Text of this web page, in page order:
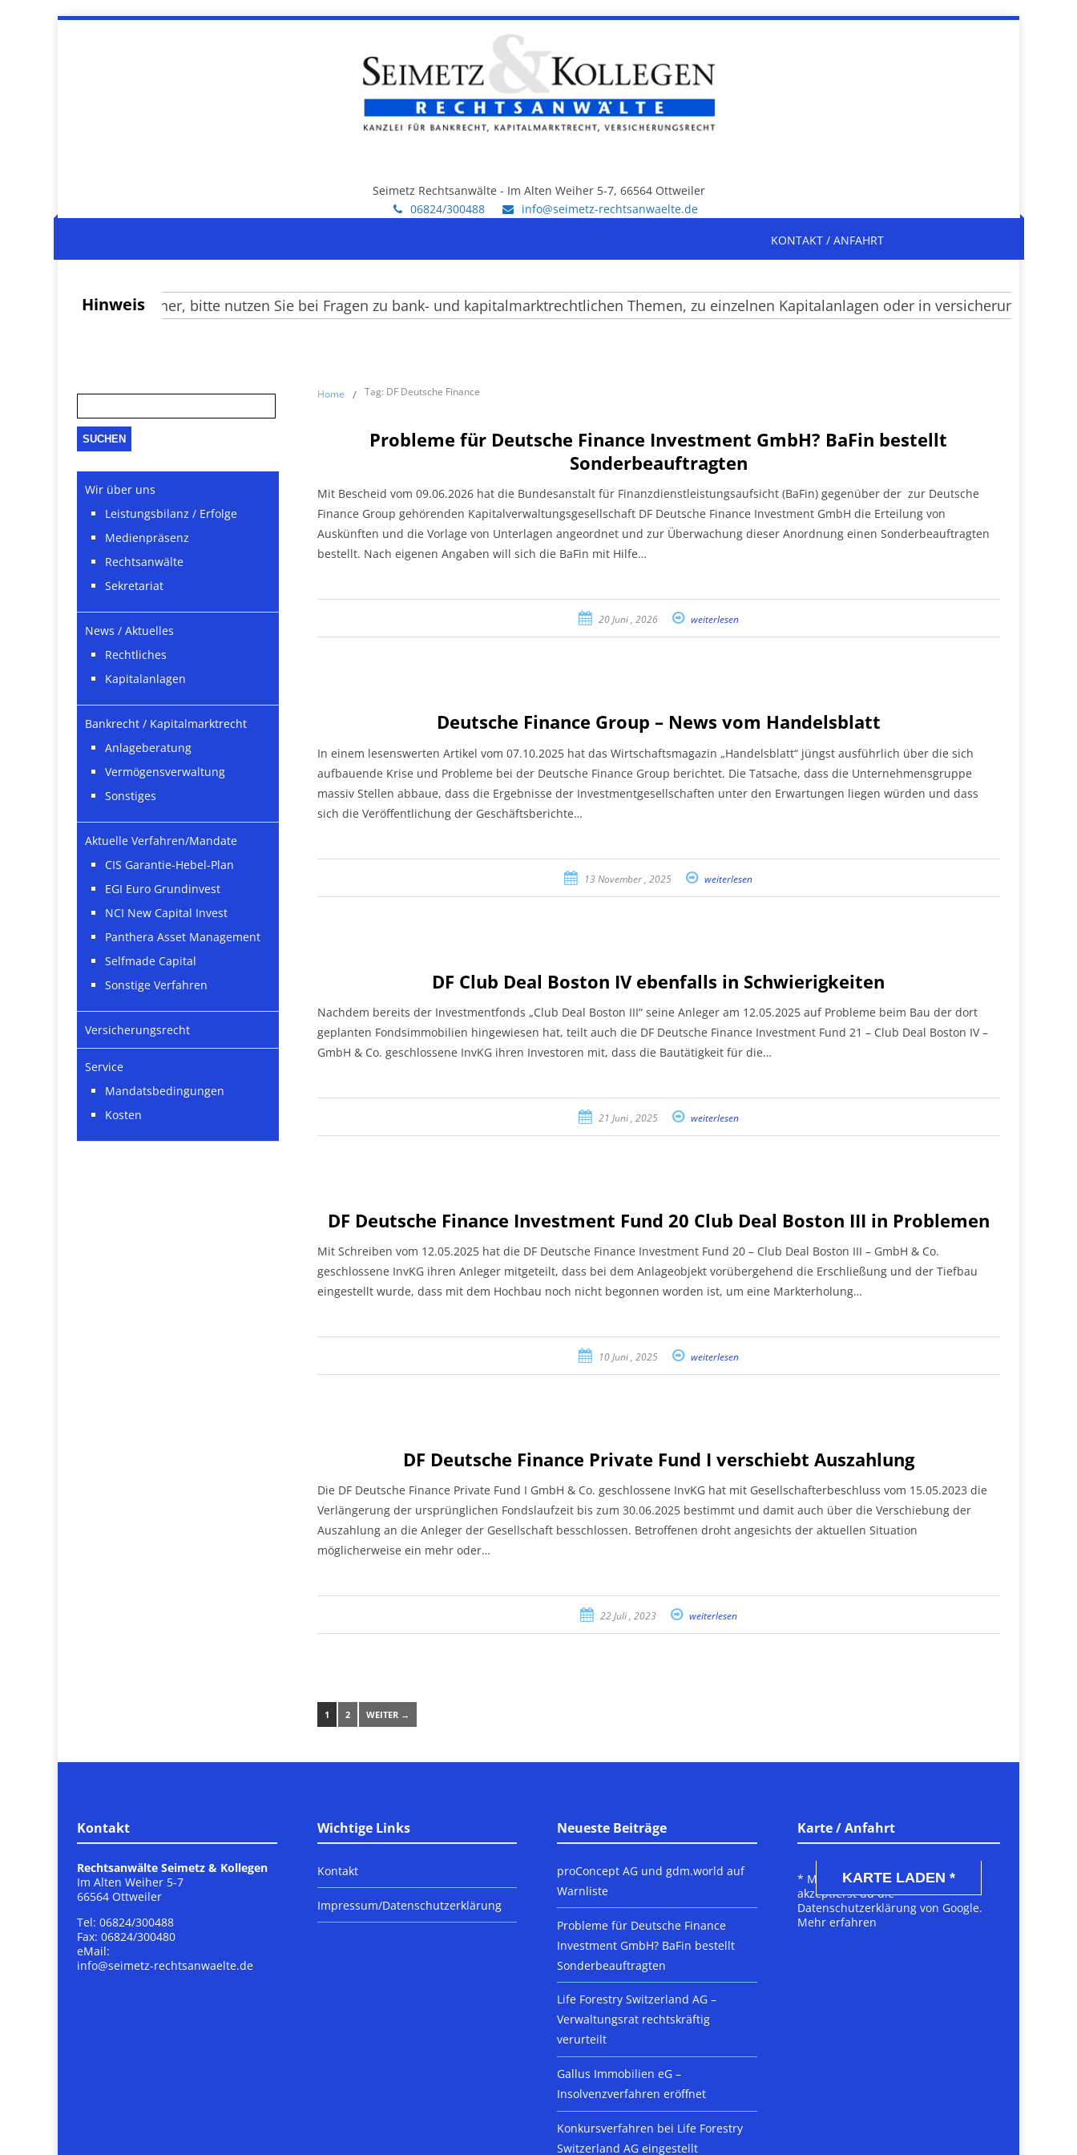
Seimetz Rechtsanwälte - Im Alten Weiher 5-7, 66564 Ottweiler
06824/300488
info@seimetz-rechtsanwaelte.de
KONTAKT / ANFAHRT
Hinweis
Verehrte Besucher, bitte nutzen Sie bei Fragen zu bank- und kapitalmarktrechtlichen Themen, zu einzelnen Kapitalanlagen oder in
Home / Tag: DF Deutsche Finance
Probleme für Deutsche Finance Investment GmbH? BaFin bestellt
Sonderbeauftragten
Mit Bescheid vom 09.06.2026 hat die Bundesanstalt für Finanzdienstleistungsaufsicht (BaFin) gegenüber der zur Deutsche
Finance Group gehörenden Kapitalverwaltungsgesellschaft DF Deutsche Finance Investment GmbH die Erteilung von
Auskünften und die Vorlage von Unterlagen angeordnet und zur Überwachung dieser Anordnung einen Sonderbeauftragten
bestellt. Nach eigenen Angaben will sich die BaFin mit Hilfe…
20 Juni , 2026 weiterlesen
Deutsche Finance Group – News vom Handelsblatt
In einem lesenswerten Artikel vom 07.10.2025 hat das Wirtschaftsmagazin „Handelsblatt“ jüngst ausführlich über die sich
aufbauende Krise und Probleme bei der Deutsche Finance Group berichtet. Die Tatsache, dass die Unternehmensgruppe
massiv Stellen abbaue, dass die Ergebnisse der Investmentgesellschaften unter den Erwartungen liegen würden und dass
sich die Veröffentlichung der Geschäftsberichte…
13 November , 2025 weiterlesen
DF Club Deal Boston IV ebenfalls in Schwierigkeiten
Nachdem bereits der Investmentfonds „Club Deal Boston III“ seine Anleger am 12.05.2025 auf Probleme beim Bau der dort
geplanten Fondsimmobilien hingewiesen hat, teilt auch die DF Deutsche Finance Investment Fund 21 – Club Deal Boston IV –
GmbH & Co. geschlossene InvKG ihren Investoren mit, dass die Bautätigkeit für die…
21 Juni , 2025 weiterlesen
DF Deutsche Finance Investment Fund 20 Club Deal Boston III in Problemen
Mit Schreiben vom 12.05.2025 hat die DF Deutsche Finance Investment Fund 20 – Club Deal Boston III – GmbH & Co.
geschlossene InvKG ihren Anleger mitgeteilt, dass bei dem Anlageobjekt vorübergehend die Erschließung und der Tiefbau
eingestellt wurde, dass mit dem Hochbau noch nicht begonnen worden ist, um eine Markterholung…
10 Juni , 2025 weiterlesen
DF Deutsche Finance Private Fund I verschiebt Auszahlung
Die DF Deutsche Finance Private Fund I GmbH & Co. geschlossene InvKG hat mit Gesellschafterbeschluss vom 15.05.2023 die
Verlängerung der ursprünglichen Fondslaufzeit bis zum 30.06.2025 bestimmt und damit auch über die Verschiebung der
Auszahlung an die Anleger der Gesellschaft besschlossen. Betroffenen droht angesichts der aktuellen Situation
möglicherweise ein mehr oder…
22 Juli , 2023 weiterlesen
1 2 WEITER →
nach:
Wir über uns
Leistungsbilanz / Erfolge
Medienpräsenz
Rechtsanwälte
Sekretariat
News / Aktuelles
Rechtliches
Kapitalanlagen
Bankrecht / Kapitalmarktrecht
Anlageberatung
Vermögensverwaltung
Sonstiges
Aktuelle Verfahren/Mandate
CIS Garantie-Hebel-Plan
EGI Euro Grundinvest
NCI New Capital Invest
Panthera Asset Management
Selfmade Capital
Sonstige Verfahren
Versicherungsrecht
Service
Mandatsbedingungen
Kosten
Kontakt
Rechtsanwälte Seimetz & Kollegen
Im Alten Weiher 5-7
66564 Ottweiler
Tel: 06824/300488
Fax: 06824/300480
eMail:
info@seimetz-rechtsanwaelte.de
Wichtige Links
Kontakt
Impressum/Datenschutzerklärung
Neueste Beiträge
proConcept AG und gdm.world auf
Warnliste
Probleme für Deutsche Finance
Investment GmbH? BaFin bestellt
Sonderbeauftragten
Life Forestry Switzerland AG –
Verwaltungsrat rechtskräftig
verurteilt
Gallus Immobilien eG –
Insolvenzverfahren eröffnet
Konkursverfahren bei Life Forestry
Switzerland AG eingestellt
Karte / Anfahrt
DSGVO MAP
KARTE LADEN *
* Mit dem Laden der Karte
akzeptierst du die
Datenschutzerklärung von Google.
Mehr erfahren